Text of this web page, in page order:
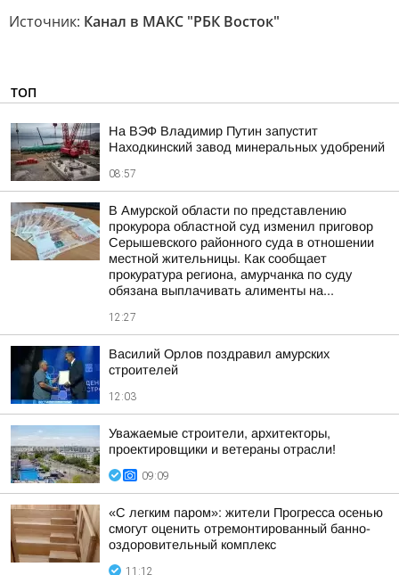
Источник: Канал в МАКС "РБК Восток"
ТОП
На ВЭФ Владимир Путин запустит
Находкинский завод минеральных удобрений
08:57
В Амурской области по представлению
прокурора областной суд изменил приговор
Серышевского районного суда в отношении
местной жительницы. Как сообщает
прокуратура региона, амурчанка по суду
обязана выплачивать алименты на...
12:27
Василий Орлов поздравил амурских
строителей
12:03
Уважаемые строители, архитекторы,
проектировщики и ветераны отрасли!
09:09
«С легким паром»: жители Прогресса осенью
смогут оценить отремонтированный банно-
оздоровительный комплекс
11:12